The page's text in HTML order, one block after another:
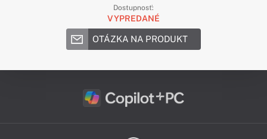
Dostupnosť:
VYPREDANÉ
OTÁZKA NA PRODUKT